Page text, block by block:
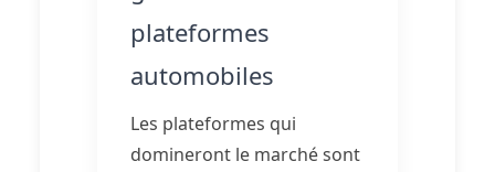
plateformes
automobiles
Les plateformes qui
domineront le marché sont